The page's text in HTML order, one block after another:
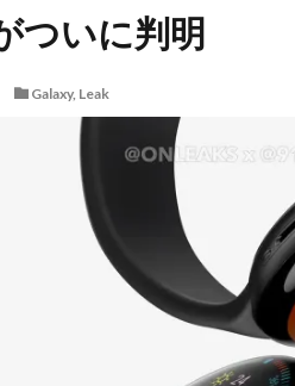
ついに判明
Galaxy, Leak